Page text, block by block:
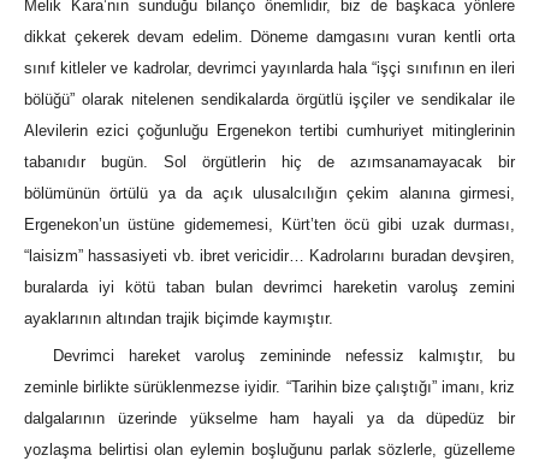
Melik Kara’nın sunduğu bilanço önemlidir, biz de başkaca yönlere
dikkat çekerek devam edelim. Döneme damgasını vuran kentli orta
sınıf kitleler ve kadrolar, devrimci yayınlarda hala “işçi sınıfının en ileri
bölüğü” olarak nitelenen sendikalarda örgütlü işçiler ve sendikalar ile
Alevilerin ezici çoğunluğu Ergenekon tertibi cumhuriyet mitinglerinin
tabanıdır bugün. Sol örgütlerin hiç de azımsanamayacak bir
bölümünün örtülü ya da açık ulusalcılığın çekim alanına girmesi,
Ergenekon’un üstüne gidememesi, Kürt’ten öcü gibi uzak durması,
“laisizm” hassasiyeti vb. ibret vericidir… Kadrolarını buradan devşiren,
buralarda iyi kötü taban bulan devrimci hareketin varoluş zemini
ayaklarının altından trajik biçimde kaymıştır.
Devrimci hareket varoluş zemininde nefessiz kalmıştır, bu
zeminle birlikte sürüklenmezse iyidir. “Tarihin bize çalıştığı” imanı, kriz
dalgalarının üzerinde yükselme ham hayali ya da düpedüz bir
yozlaşma belirtisi olan eylemin boşluğunu parlak sözlerle, güzelleme